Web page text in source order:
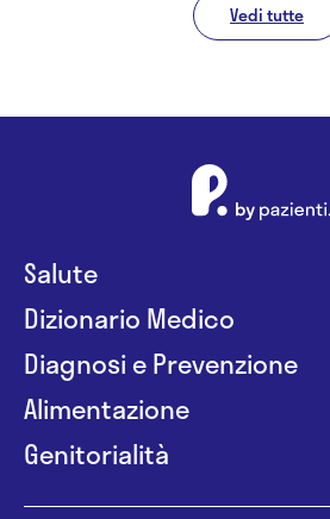
Vedi tutte
Salute
Dizionario Medico
Diagnosi e Prevenzione
Alimentazione
Genitorialità